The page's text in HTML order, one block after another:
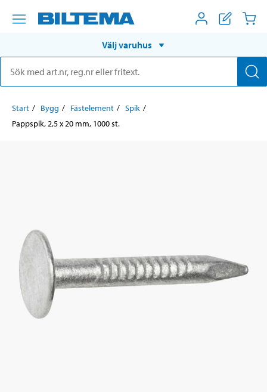
Välj varuhus
Start Bygg Fästelement
Spik
Pappspik, 2,5 x 20 mm, 1000 st.